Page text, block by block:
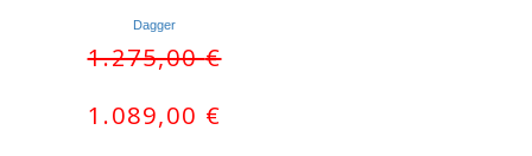
Dagger
1.275,00€
1.089,00 €